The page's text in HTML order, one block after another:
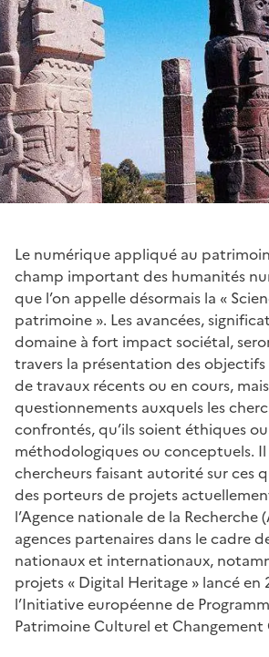
Le numérique appliqué au
champ important des humanités
que l’on appelle désormais la «
patrimoine ». Les avancées,
domaine à fort impact sociétal,
travers la présentation des
de travaux récents ou en cours,
questionnements auxquels les
confrontés, qu’ils soient éthiques
méthodologiques ou conceptuels. Il
chercheurs faisant autorité sur ces
des porteurs de projets
l’Agence nationale de la Recherche
agences partenaires dans le cadre
nationaux et internationaux,
projets « Digital Heritage » lancé en
l’Initiative européenne de
Patrimoine Culturel et Changement